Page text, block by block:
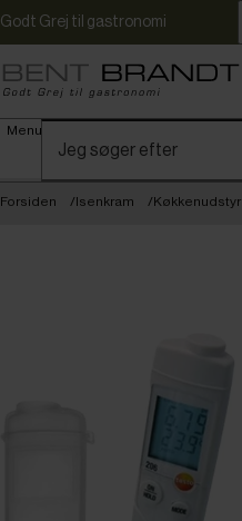
Godt Grej til gastronomi
Menu
Forsiden Isenkram Køkkenudstyr